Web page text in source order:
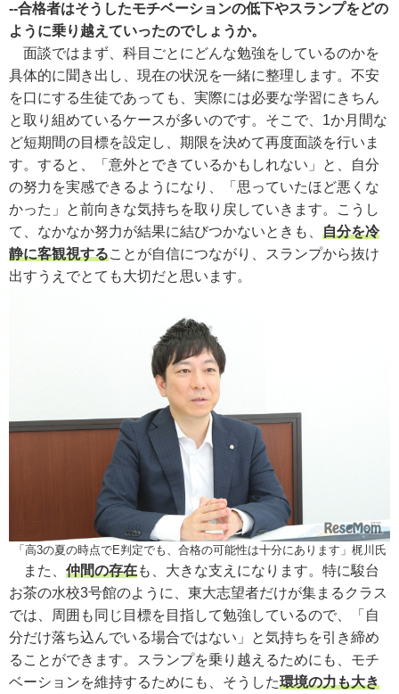
--合格者はそうしたモチベーションの低下やスランプをどの
ように乗り越えていったのでしょうか。
面談ではまず、科目ごとにどんな勉強をしているのかを
具体的に聞き出し、現在の状況を一緒に整理します。不安
を口にする生徒であっても、実際には必要な学習にきちん
と取り組めているケースが多いのです。そこで、1か月間な
ど短期間の目標を設定し、期限を決めて再度面談を行いま
す。すると、「意外とできているかもしれない」と、自分
の努力を実感できるようになり、「思っていたほど悪くな
かった」と前向きな気持ちを取り戻していきます。こうし
て、なかなか努力が結果に結びつかないときも、 自分を冷
静に客観視することが自信につながり、スランプから抜け
出すうえでとても大切だと思います。
「高3の夏の時点でE判定でも、合格の可能性は十分にあります」梶川氏
また、 仲間の存在も、大きな支えになります。特に駿台
お茶の水校3号館のように、東大志望者だけが集まるクラス
では、周囲も同じ目標を目指して勉強しているので、「自
分だけ落ち込んでいる場合ではない」と気持ちを引き締め
ることができます。スランプを乗り越えるためにも、モチ
ベーションを維持するためにも、そうした環境の力も大き